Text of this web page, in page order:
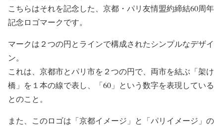
こちらはそれを記念した、京都・パリ友情盟約締結60周年
記念ロゴマークです。
マークは２つの円とラインで構成されたシンプルなデザイ
ン。
これは、京都市とパリ市を２つの円で、両市を結ぶ「架け
橋」を１本の線で表し、「60」という数字を表現している
とのこと。
また、このロゴは「京都イメージ」と「パリイメージ」の